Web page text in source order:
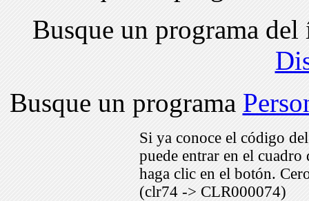
Busque un programa
Busque un programa
Si ya conoce el código
puede entrar en el
haga clic en el botón.
(clr74 -> CLR000074)